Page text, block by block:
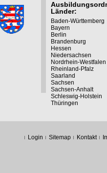
Länder:
Baden-Württemberg
Bayern
Berlin
Brandenburg
Hessen
Niedersachsen
Nordrhein-Westfalen
Rheinland-Pfalz
Saarland
Sachsen
Sachsen-Anhalt
Schleswig-Holstein
Thüringen
Login Sitemap Kontakt